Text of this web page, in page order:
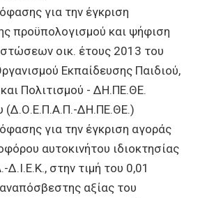
για την έγκριση
προϋπολογισμού και ψήφιση
οικ. έτους 2013 του
Εκπαίδευσης Παιδιού,
Πολιτισμού - ΔΗ.ΠΕ.ΘΕ.
(Δ.Ο.Ε.Π.Α.Π.-ΔΗ.ΠΕ.ΘΕ.)
για την έγκριση αγοράς
αυτοκινήτου ιδιοκτησίας
Δ.Ι.Ε.Κ., στην τιμή του 0,01
αξίας του